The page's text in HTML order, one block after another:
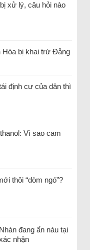
xử lý, câu hỏi nào
Hóa bị khai trừ Đảng
định cư của dân thì
Vì sao cam
thôi “dòm ngó”?
đang ẩn náu tại
nhận